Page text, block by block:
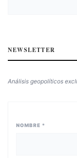
NEWSLETTER
Análisis geopolíticos
NOMBRE *